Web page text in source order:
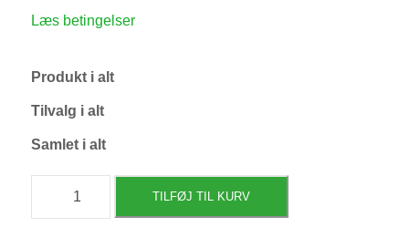
Læs betingelser
Produkt i alt
Tilvalg i alt
Samlet i alt
Vindstød
TILFØJ TIL KURV